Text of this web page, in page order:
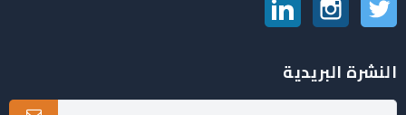
النشرة البريدية